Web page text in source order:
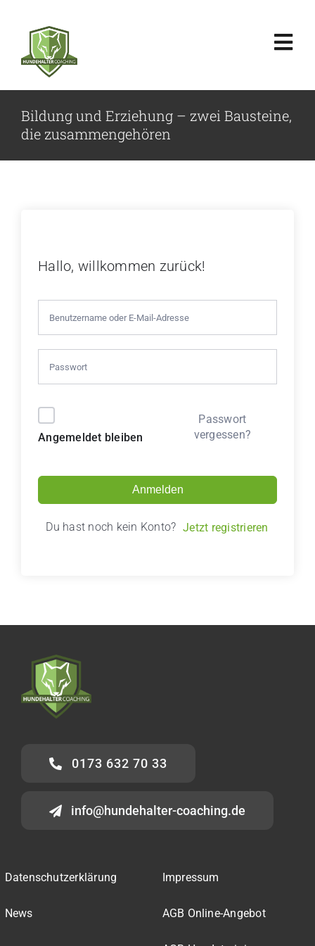
springen
Kalender
Lernbereich
Bildung und Erziehung – zwei Bausteine,
die zusammengehören
Hallo, willkommen zurück!
Angemeldet bleiben
Passwort
vergessen?
Anmelden
Du hast noch kein Konto? Jetzt registrieren
0173 632 70 33
info@hundehalter-coaching.de
Datenschutzerklärung
News
Impressum
AGB Online-Angebot